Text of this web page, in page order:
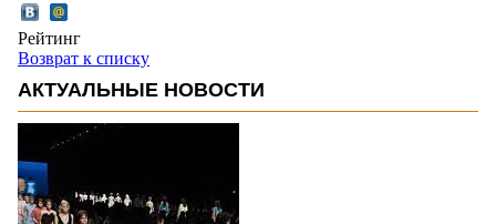
Рейтинг
Возврат к списку
АКТУАЛЬНЫЕ НОВОСТИ